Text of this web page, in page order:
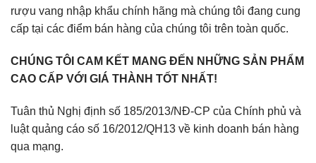
rượu vang nhập khẩu chính hãng mà chúng tôi đang cung
cấp tại các điểm bán hàng của chúng tôi trên toàn quốc.
CHÚNG TÔI CAM KẾT MANG ĐẾN NHỮNG SẢN PHẨM
CAO CẤP VỚI GIÁ THÀNH TỐT NHẤT!
Tuân thủ Nghị định số 185/2013/NĐ-CP của Chính phủ và
luật quảng cáo số 16/2012/QH13 về kinh doanh bán hàng
qua mạng.